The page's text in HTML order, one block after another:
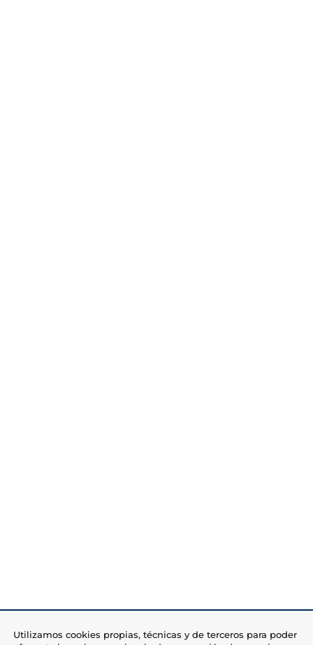
Utilizamos cookies propias, técnicas y de terceros para poder